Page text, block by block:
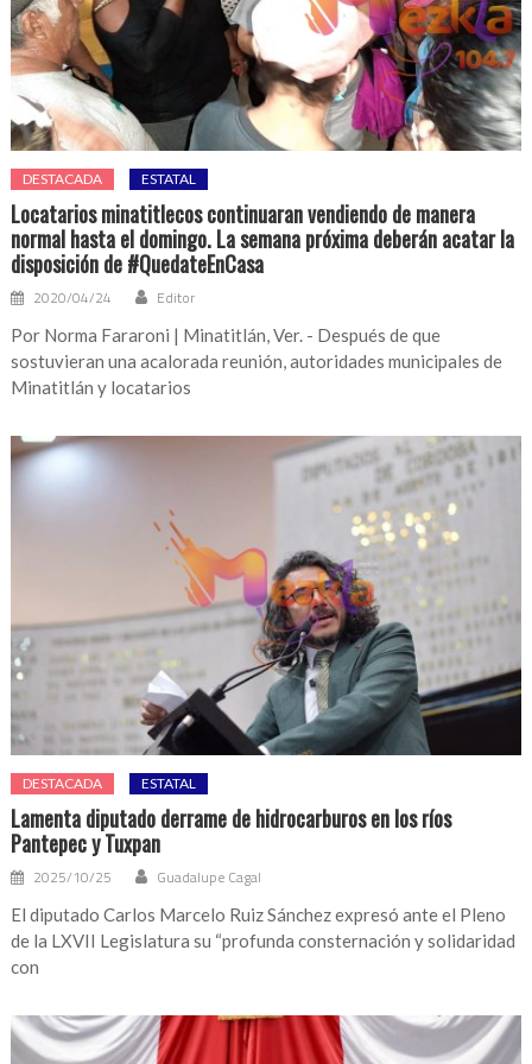
DESTACADA ESTATAL
Locatarios minatitlecos continuaran vendiendo de manera
normal hasta el domingo. La semana próxima deberán acatar la
disposición de #QuedateEnCasa
2020/04/24 Editor
Por Norma Fararoni | Minatitlán, Ver. - Después de que
sostuvieran una acalorada reunión, autoridades municipales de
Minatitlán y locatarios
DESTACADA ESTATAL
Lamenta diputado derrame de hidrocarburos en los ríos
Pantepec y Tuxpan
2025/10/25 Guadalupe Cagal
El diputado Carlos Marcelo Ruiz Sánchez expresó ante el Pleno
de la LXVII Legislatura su “profunda consternación y solidaridad
con